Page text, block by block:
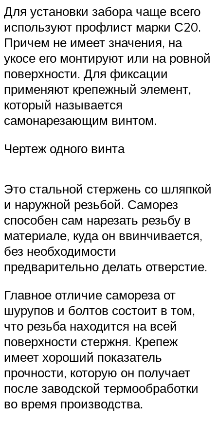
Для установки забора чаще всего
используют профлист марки С20.
Причем не имеет значения, на
укосе его монтируют или на ровной
поверхности. Для фиксации
применяют крепежный элемент,
который называется
самонарезающим винтом.
Чертеж одного винта
Это стальной стержень со шляпкой
и наружной резьбой. Саморез
способен сам нарезать резьбу в
материале, куда он ввинчивается,
без необходимости
предварительно делать отверстие.
Главное отличие самореза от
шурупов и болтов состоит в том,
что резьба находится на всей
поверхности стержня. Крепеж
имеет хороший показатель
прочности, которую он получает
после заводской термообработки
во время производства.